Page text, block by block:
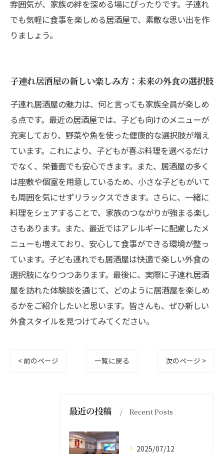
雰囲気が、家族の絆を深める場にぴったりです。子連れ
でも気軽に食事を楽しめる居酒屋で、素敵な思い出を作
りましょう。
子連れ居酒屋の新しい楽しみ方：未来の外食の選択肢
子連れ居酒屋の魅力は、何と言っても家族全員が楽しめ
る点です。最近の居酒屋では、子ども向けのメニューが
充実しており、野菜や魚を使った健康的な選択肢が増え
ています。これにより、子どもが喜ぶ料理を選べるだけ
でなく、栄養面でも安心できます。また、居酒屋の多く
は座敷や個室を用意しているため、小さな子どもがいて
も周囲を気にせずリラックスできます。さらに、一緒に
料理をシェアすることで、家族のつながりが強まる楽し
さもあります。また、最近ではアレルギーに配慮したメ
ニューも増えており、安心して食事ができる環境が整っ
ています。子ども連れでも居酒屋は快適で楽しい外食の
選択肢になりつつあります。最後に、実際に子連れ居酒
屋を訪れた体験談を通じて、どのように居酒屋を楽しめ
るかをご紹介したいと思います。皆さんも、ぜひ新しい
外食スタイルを見つけてみてください。
< 前のページ 一覧に戻る 次のページ >
最近の投稿 Recent Posts
2025/07/12